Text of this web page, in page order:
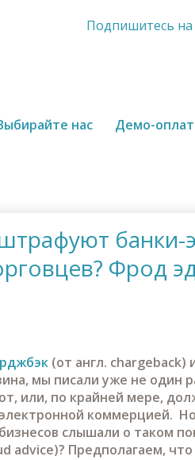
Подпишитесь
нас Демо-
банки-
Фрод
(от англ. chargeback)
мы писали уже не один
или, по крайней мере,
коммерцией.
слышали о таком
advice)? Предполагаем,